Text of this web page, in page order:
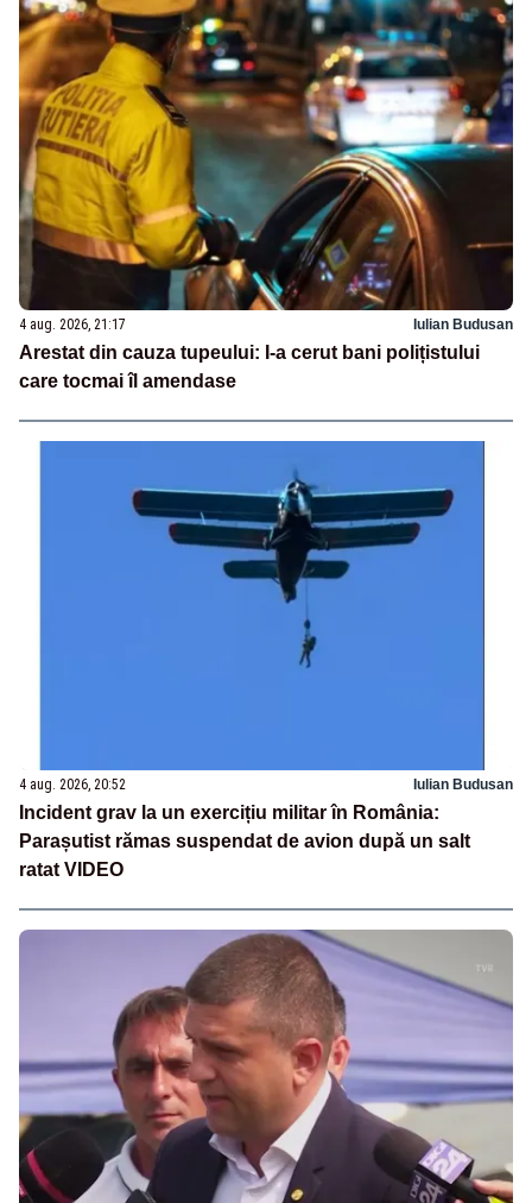
4 aug. 2026, 21:17 Iulian Budusan
Arestat din cauza tupeului: I-a cerut bani polițistului
care tocmai îl amendase
4 aug. 2026, 20:52 Iulian Budusan
Incident grav la un exercițiu militar în România:
Parașutist rămas suspendat de avion după un salt
ratat VIDEO